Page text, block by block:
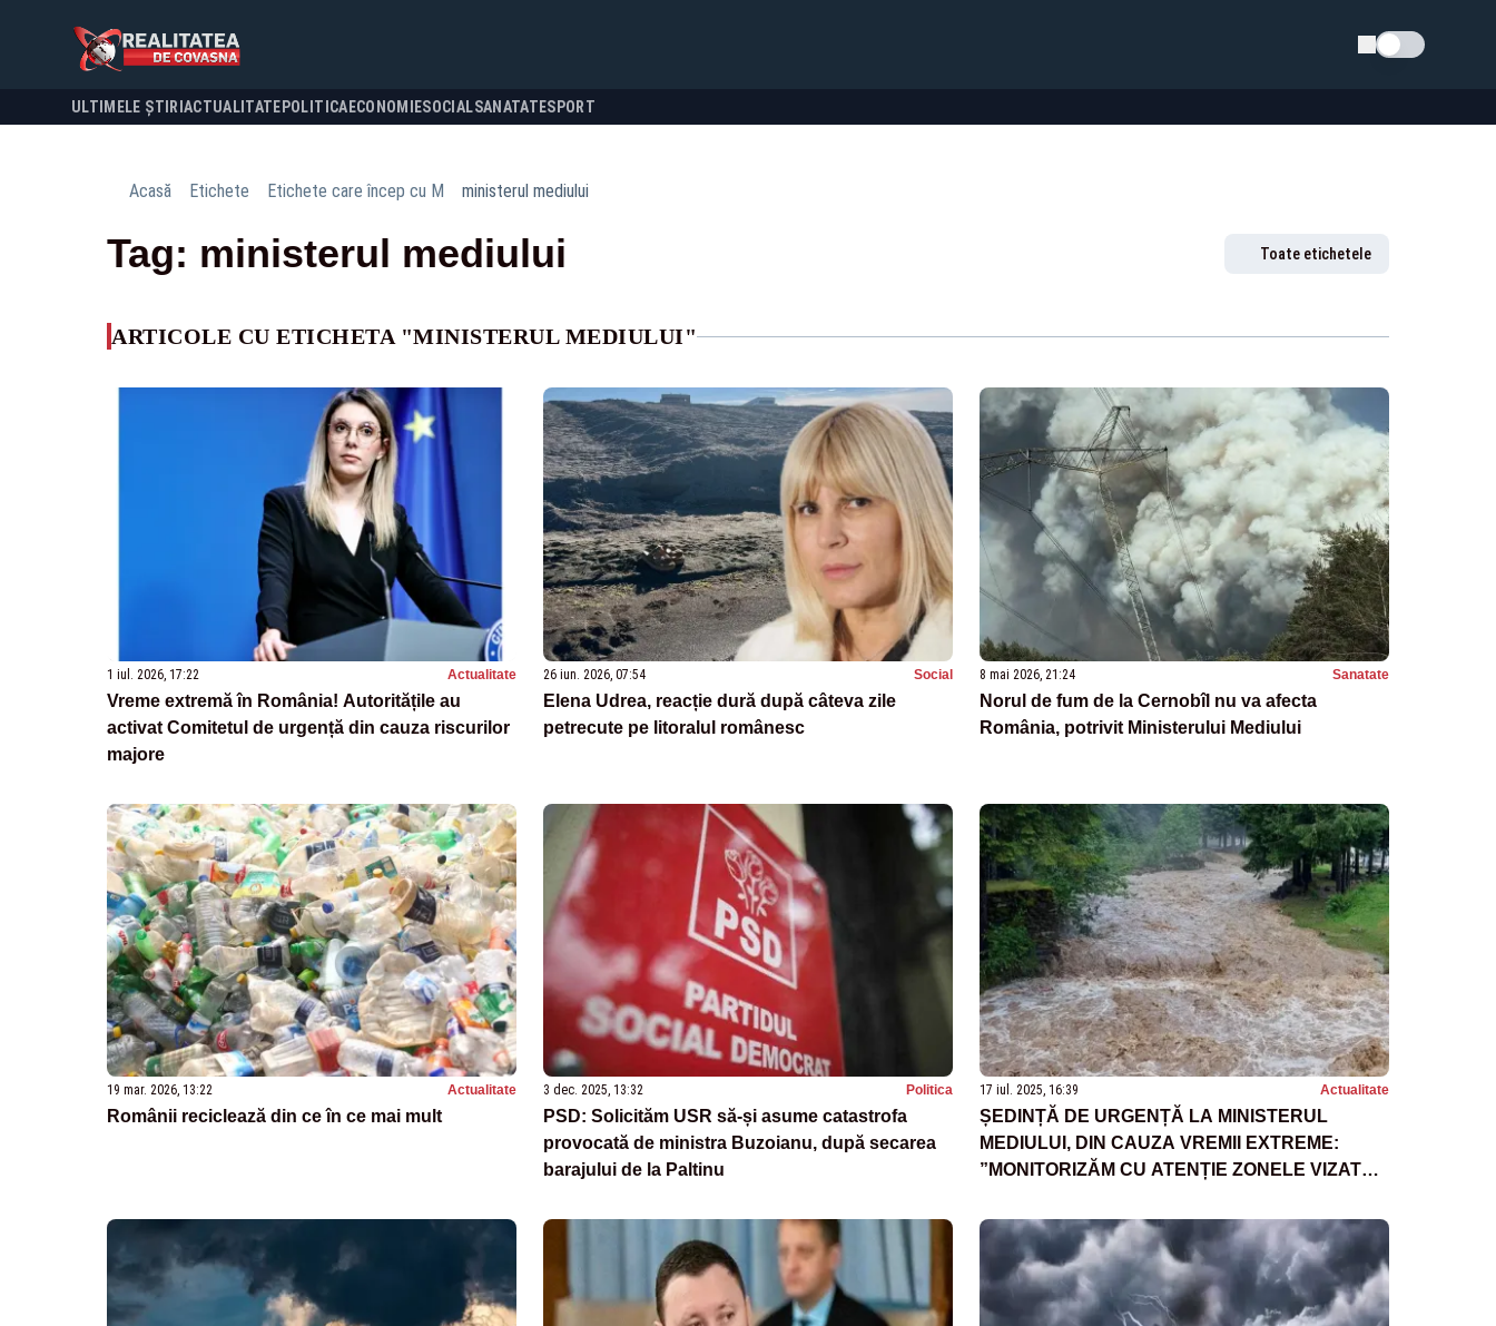
Schimba tema
ULTIMELE ȘTIRI ACTUALITATE POLITICA ECONOMIESOCIALSANATATESPORT
Acasă Etichete Etichete care încep cu M ministerul mediului
Tag: ministerul mediului Toate etichetele
ARTICOLE CU ETICHETA "MINISTERUL MEDIULUI"
1 iul. 2026, 17:22 Actualitate
Vreme extremă în România! Autoritățile au
activat Comitetul de urgență din cauza riscurilor
majore
26 iun. 2026, 07:54 Social
Elena Udrea, reacție dură după câteva zile
petrecute pe litoralul românesc
8 mai 2026, 21:24 Sanatate
Norul de fum de la Cernobîl nu va afecta
România, potrivit Ministerului Mediului
19 mar. 2026, 13:22 Actualitate
Românii reciclează din ce în ce mai mult
3 dec. 2025, 13:32 Politica
PSD: Solicităm USR să-și asume catastrofa
provocată de ministra Buzoianu, după secarea
barajului de la Paltinu
17 iul. 2025, 16:39 Actualitate
ȘEDINȚĂ DE URGENȚĂ LA MINISTERUL
MEDIULUI, DIN CAUZA VREMII EXTREME:
”MONITORIZĂM CU ATENȚIE ZONELE VIZATE